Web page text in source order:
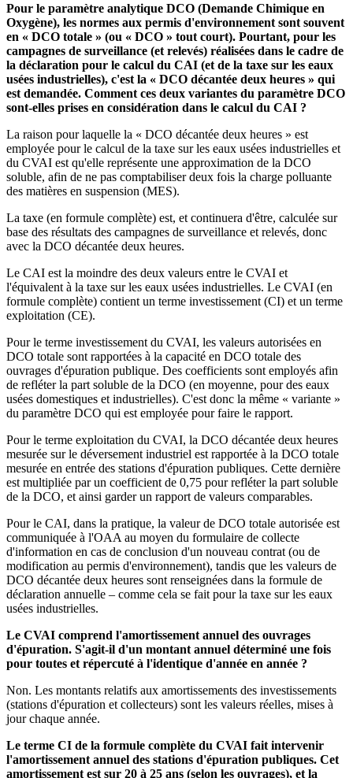
Pour le paramètre analytique DCO (Demande Chimique en
Oxygène), les normes aux permis d'environnement sont souvent
en « DCO totale » (ou « DCO » tout court). Pourtant, pour les
campagnes de surveillance (et relevés) réalisées dans le cadre de
la déclaration pour le calcul du CAI (et de la taxe sur les eaux
usées industrielles), c'est la « DCO décantée deux heures » qui
est demandée. Comment ces deux variantes du paramètre DCO
sont-elles prises en considération dans le calcul du CAI ?
La raison pour laquelle la « DCO décantée deux heures » est
employée pour le calcul de la taxe sur les eaux usées industrielles et
du CVAI est qu'elle représente une approximation de la DCO
soluble, afin de ne pas comptabiliser deux fois la charge polluante
des matières en suspension (MES).
La taxe (en formule complète) est, et continuera d'être, calculée sur
base des résultats des campagnes de surveillance et relevés, donc
avec la DCO décantée deux heures.
Le CAI est la moindre des deux valeurs entre le CVAI et
l'équivalent à la taxe sur les eaux usées industrielles. Le CVAI (en
formule complète) contient un terme investissement (CI) et un terme
exploitation (CE).
Pour le terme investissement du CVAI, les valeurs autorisées en
DCO totale sont rapportées à la capacité en DCO totale des
ouvrages d'épuration publique. Des coefficients sont employés afin
de refléter la part soluble de la DCO (en moyenne, pour des eaux
usées domestiques et industrielles). C'est donc la même « variante »
du paramètre DCO qui est employée pour faire le rapport.
Pour le terme exploitation du CVAI, la DCO décantée deux heures
mesurée sur le déversement industriel est rapportée à la DCO totale
mesurée en entrée des stations d'épuration publiques. Cette dernière
est multipliée par un coefficient de 0,75 pour refléter la part soluble
de la DCO, et ainsi garder un rapport de valeurs comparables.
Pour le CAI, dans la pratique, la valeur de DCO totale autorisée est
communiquée à l'OAA au moyen du formulaire de collecte
d'information en cas de conclusion d'un nouveau contrat (ou de
modification au permis d'environnement), tandis que les valeurs de
DCO décantée deux heures sont renseignées dans la formule de
déclaration annuelle – comme cela se fait pour la taxe sur les eaux
usées industrielles.
Le CVAI comprend l'amortissement annuel des ouvrages
d'épuration. S'agit-il d'un montant annuel déterminé une fois
pour toutes et répercuté à l'identique d'année en année ?
Non. Les montants relatifs aux amortissements des investissements
(stations d'épuration et collecteurs) sont les valeurs réelles, mises à
jour chaque année.
Le terme CI de la formule complète du CVAI fait intervenir
l'amortissement annuel des stations d'épuration publiques. Cet
amortissement est sur 20 à 25 ans (selon les ouvrages), et la